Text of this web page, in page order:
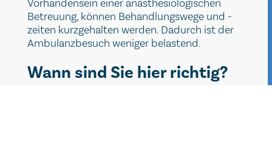
Vorhandensein einer anästhesiologischen
Betreuung, können Behandlungswege und -
zeiten kurzgehalten werden. Dadurch ist der
Ambulanzbesuch weniger belastend.
Wann sind Sie hier richtig?